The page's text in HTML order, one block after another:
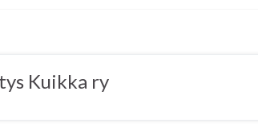
Kuikka ry